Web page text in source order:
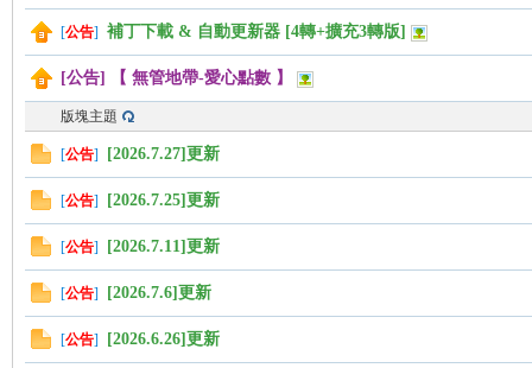
[公告] 補丁下載 & 自動更新器 [4轉+擴充3轉版]
[公告] 【 無管地帶-愛心點數 】
版塊主題
[公告] [2026.7.27]更新
[公告] [2026.7.25]更新
[公告] [2026.7.11]更新
[公告] [2026.7.6]更新
[公告] [2026.6.26]更新